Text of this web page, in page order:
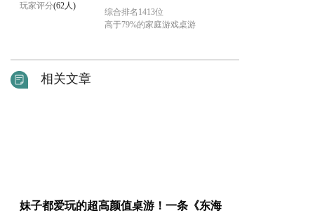
玩家评分(62人)
综合排名1413位
高于79%的家庭游戏桌游
相关文章
妹子都爱玩的超高颜值桌游！一条《东海